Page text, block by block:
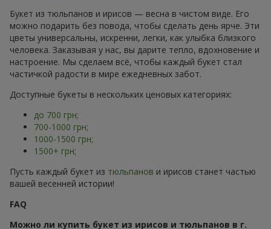
Букет из тюльпанов и ирисов — весна в чистом виде. Его
можно подарить без повода, чтобы сделать день ярче. Эти
цветы универсальны, искренни, легки, как улыбка близкого
человека. Заказывая у нас, вы дарите тепло, вдохновение и
настроение. Мы сделаем всё, чтобы каждый букет стал
частичкой радости в мире ежедневных забот.
Доступные букеты в нескольких ценовых категориях:
до 700 грн;
700-1000 грн;
1000-1500 грн;
1500+ грн;
Пусть каждый букет из тюльпанов и ирисов станет частью
вашей весенней истории!
FAQ
Можно ли купить букет из ирисов и тюльпанов в г.